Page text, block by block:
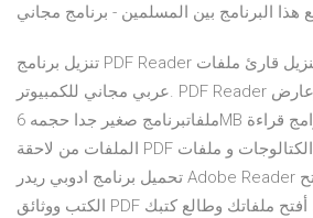
هذا البرنامج بين المسلمين - برنامج مجاني
تنزيل برنامج PDF Reader للكمبيوتر مجانا. تنزيل قارئ ملفات PDF
عربي مجاني للكمبيوتر. PDF Reader هو برنامج قارئ وعارض
ملفاتبرنامج صغير جدا حجمه 6MB فقط من أفضل برامج قراءة
الملفات من لاحقة PDF كالكتب الالكترونية و الكتالوجات و ملفات
تحميل برنامج ادوبي ريدر Adobe Reader أهم وأشهر برنامج لفتح
الكتب ووثائق PDF والتعديل على الملفات، أفتح ملفاتك وطالع كتبك